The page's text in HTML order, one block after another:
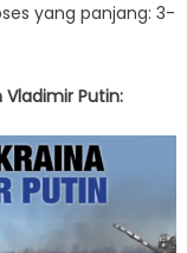
yang panjang: 3-
Vladimir Putin: